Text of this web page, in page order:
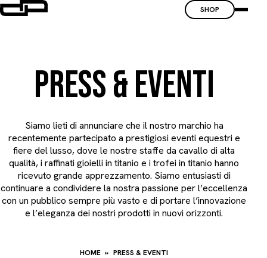
SHOP
PRESS & EVENTI
Siamo lieti di annunciare che il nostro marchio ha
recentemente partecipato a prestigiosi eventi equestri e
fiere del lusso, dove le nostre staffe da cavallo di alta
qualità, i raffinati gioielli in titanio e i trofei in titanio hanno
ricevuto grande apprezzamento. Siamo entusiasti di
continuare a condividere la nostra passione per l’eccellenza
con un pubblico sempre più vasto e di portare l’innovazione
e l’eleganza dei nostri prodotti in nuovi orizzonti.
HOME PRESS & EVENTI